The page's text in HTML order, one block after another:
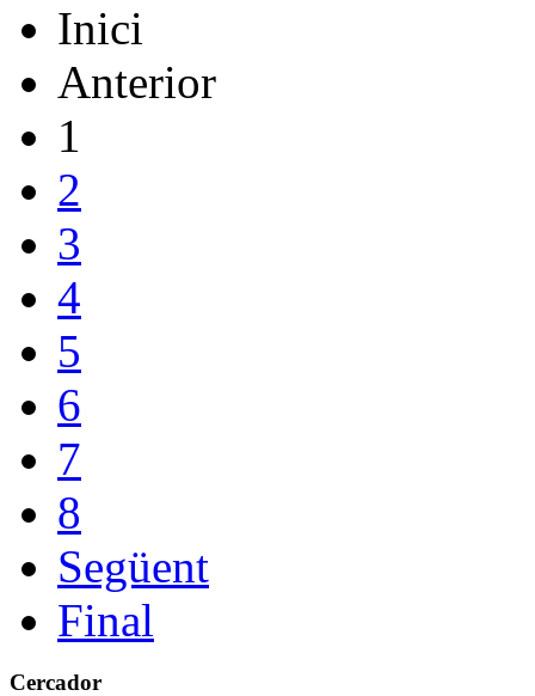
Inici
Anterior
1
2
3
4
5
6
7
8
Següent
Final
Cercador